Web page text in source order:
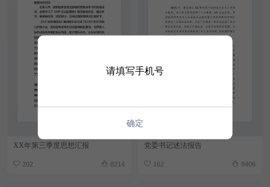
XX年第三季度思想汇报
202 8214
党委书记述法报告
162 8406
请填写手机号
确定